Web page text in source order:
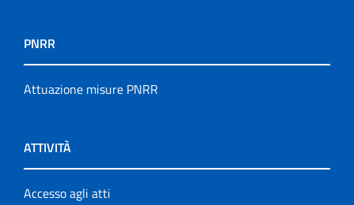
PNRR
Attuazione misure PNRR
ATTIVITÀ
Accesso agli atti